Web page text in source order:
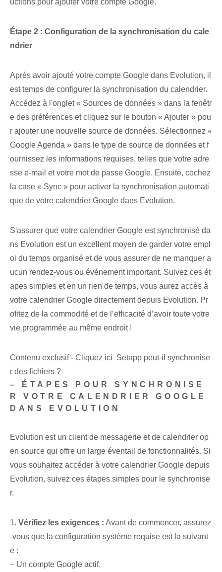
uctions pour ajouter votre compte Google.
Étape 2 : Configuration de la synchronisation du cale
ndrier
Après avoir ajouté votre compte Google dans Evolution, il
est temps de configurer la synchronisation du calendrier.
Accédez à l'onglet « Sources de données » dans la fenêtr
e des préférences et cliquez sur le bouton « Ajouter » pou
r ajouter une nouvelle source de données. Sélectionnez «
Google Agenda » dans le type de source de données et f
ournissez les informations requises, telles que votre adre
sse e-mail et votre mot de passe Google. Ensuite, cochez
la case « Sync » pour activer la synchronisation automati
que de votre calendrier Google dans Evolution.
S'assurer que votre calendrier Google est synchronisé ‌da
ns Evolution​ est un excellent moyen de garder votre empl
oi du temps organisé et de vous assurer de ne manquer a
ucun rendez-vous ou événement important. Suivez ces ét
apes simples et en un rien de temps, vous aurez accès à
votre calendrier Google directement depuis Evolution. Pr
ofitez de la commodité et de l’efficacité d’avoir toute votre
vie programmée au même endroit !
Contenu exclusif - Cliquez ici Setapp peut-il synchronise
r des fichiers ?
– ÉTAPES POUR SYNCHRONISE
R VOTRE CALENDRIER GOOGLE
DANS EVOLUTION
Evolution est un client de messagerie et de calendrier op
en source qui offre un large éventail de fonctionnalités. ⁤Si
vous souhaitez accéder à votre calendrier ‌Google depuis
Evolution, suivez ces étapes simples pour le synchronise
r.
1. Vérifiez les exigences : Avant de commencer, assurez
-vous que la configuration système requise est la suivant
e :
– Un compte Google actif.